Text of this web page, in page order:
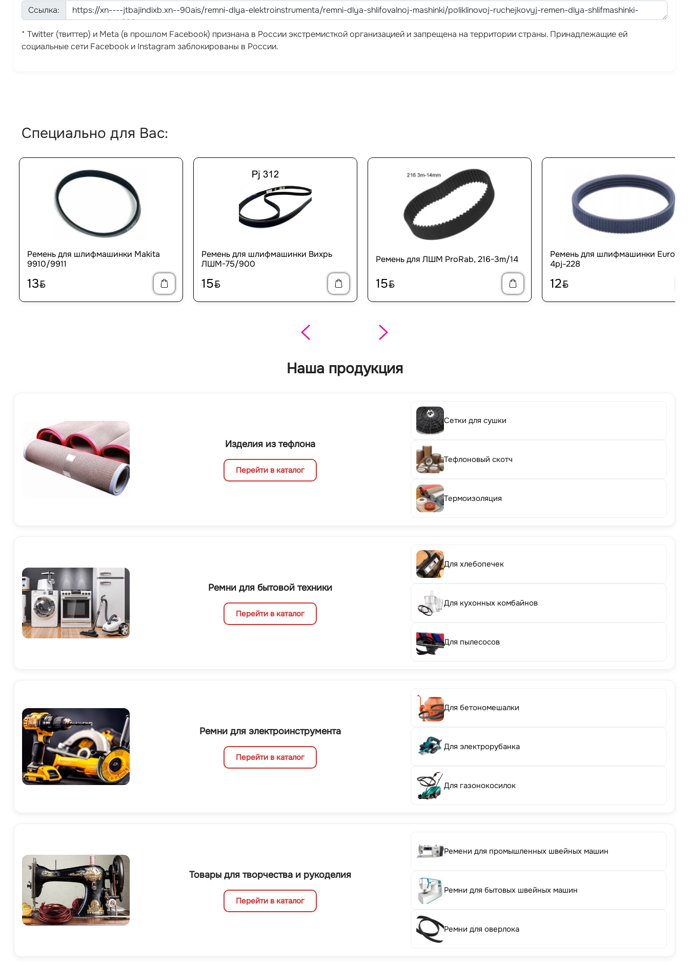
Ссылка:
* Twitter (твиттер) и Meta (в прошлом Facebook) признана в России экстремисткой организацией и запрещена на территории страны. Принадлежащие ей
социальные сети Facebook и Instagram заблокированы в России.
Специально для Вас:
Ремень для шлифмашинки Makita
9910/9911
13BYN
Ремень для шлифмашинки Вихрь
ЛШМ-75/900
15BYN
Ремень для ЛШМ ProRab, 216-3m/14
15BYN
Ремень для шлифмашинки Eurotec
4pj-228
12BYN
Наша продукция
Изделия из тефлона
Перейти в каталог
Сетки для сушки
Тефлоновый скотч
Термоизоляция
Ремни для бытовой техники
Перейти в каталог
Для хлебопечек
Для кухонных комбайнов
Для пылесосов
Ремни для электроинструмента
Перейти в каталог
Для бетономешалки
Для электрорубанка
Для газонокосилок
Товары для творчества и рукоделия
Перейти в каталог
Ремени для промышленных швейных машин
Ремни для бытовых швейных машин
Ремни для оверлока